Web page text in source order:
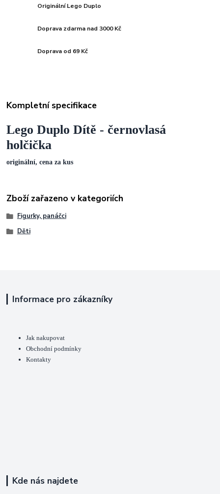
Originální Lego Duplo
Doprava zdarma nad 3000 Kč
Doprava od 69 Kč
Kompletní specifikace
Lego Duplo Dítě - černovlasá
holčička
originální, cena za kus
Zboží zařazeno v kategoriích
Figurky, panáčci
Děti
Informace pro zákazníky
Jak nakupovat
Obchodní podmínky
Kontakty
Kde nás najdete